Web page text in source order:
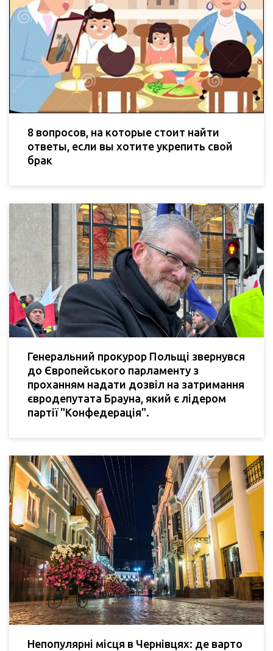
8 вопросов, на которые стоит найти
ответы, если вы хотите укрепить свой
брак
Генеральний прокурор Польщі звернувся
до Європейського парламенту з
проханням надати дозвіл на затримання
євродепутата Брауна, який є лідером
партії "Конфедерація".
Непопулярні місця в Чернівцях: де варто